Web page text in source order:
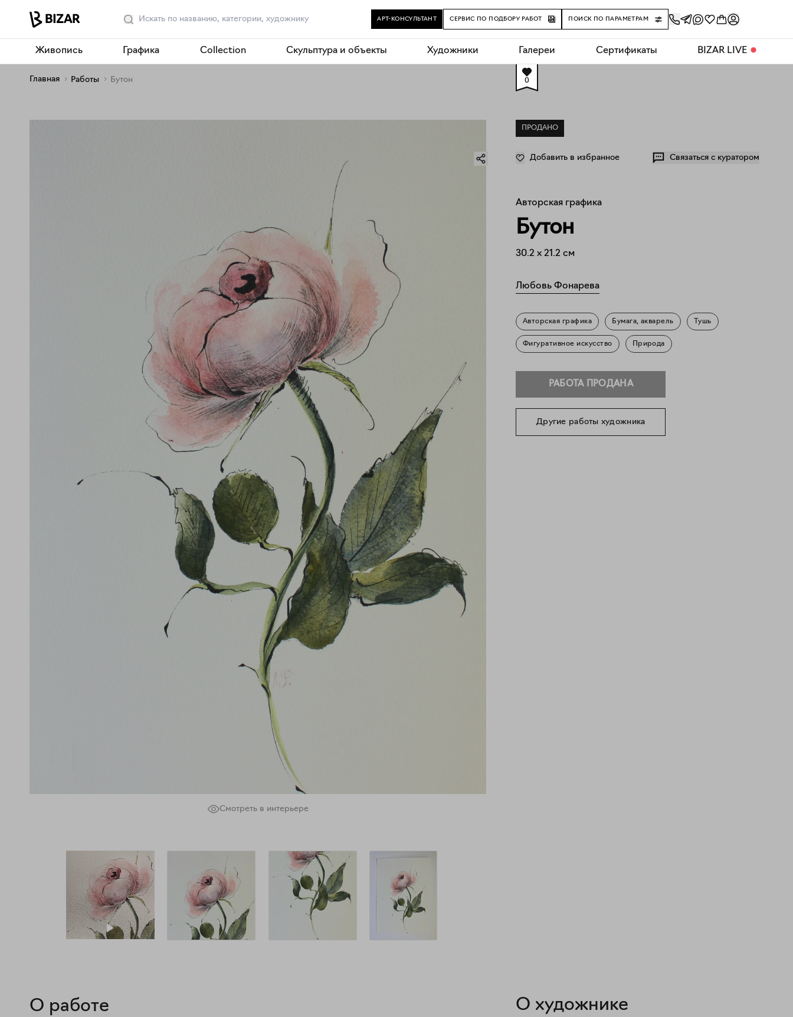
АРТ-КОНСУЛЬТАНТ СЕРВИС ПО ПОДБОРУ РАБОТ ПОИСК ПО ПАРАМЕТРАМ
Живопись Графика Collection Скульптура и объекты Художники Галереи Сертификаты BIZAR LIVE ⬤
Главная Работы Бутон
Смотреть в интерьере
ПРОДАНО
0
Добавить в избранное Связаться с куратором
Авторская графика
Бутон
30.2 x 21.2 см
Любовь Фонарева
Авторская графика Бумага, акварель Тушь
Фигуративное искусство Природа
РАБОТА ПРОДАНА
Другие работы художника
О работе О художнике